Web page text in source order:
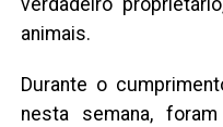
verdadeiro
animais.
Durante o
nesta semana,